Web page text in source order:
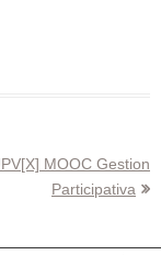
MOOC Gestion
Participativa